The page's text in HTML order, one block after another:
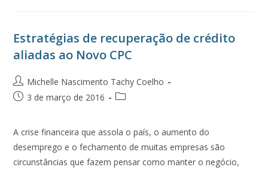
Estratégias de recuperação de crédito
aliadas ao Novo CPC
Michelle Nascimento Tachy Coelho
3 de março de 2016
A crise financeira que assola o país, o aumento do
desemprego e o fechamento de muitas empresas são
circunstâncias que fazem pensar como manter o negócio,